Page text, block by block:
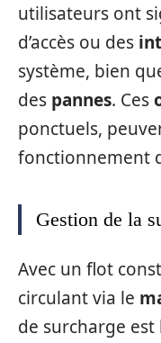
utilisateurs ont
d’accès ou des
système, bien
des pannes. Ces
ponctuels,
fonctionnement
Gestion de la
Avec un flot
circulant via le
de surcharge est